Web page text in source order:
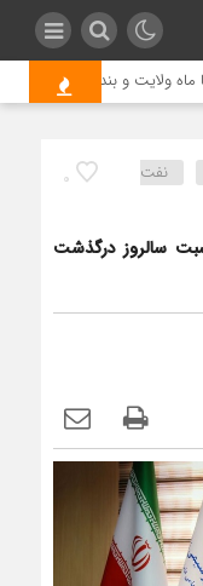
ماه ولایت و بندگی، مرحله‌ای
0
نفت
سالروز درگذشت